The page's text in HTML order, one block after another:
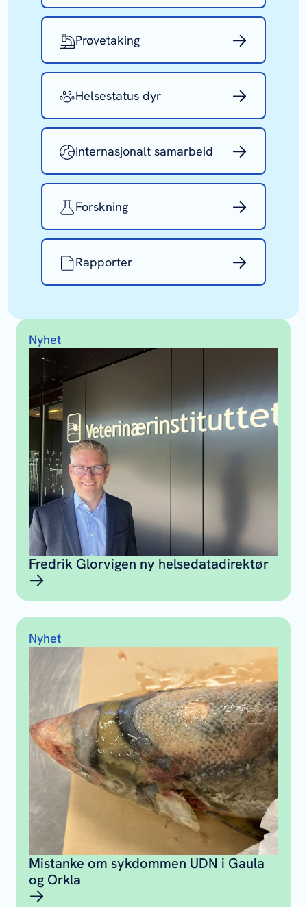
Prøvetaking
Helsestatus dyr
Internasjonalt samarbeid
Forskning
Rapporter
Nyhet
Fredrik Glorvigen ny helsedatadirektør
Nyhet
Mistanke om sykdommen UDN i Gaula
og Orkla